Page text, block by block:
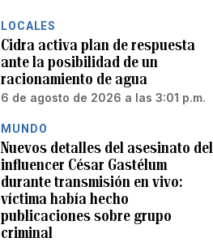
LOCALES
Cidra activa plan de respuesta
ante la posibilidad de un
racionamiento de agua
6 de agosto de 2026 a las 3:01 p.m.
MUNDO
Nuevos detalles del asesinato del
influencer César Gastélum
durante transmisión en vivo:
víctima había hecho
publicaciones sobre grupo
criminal